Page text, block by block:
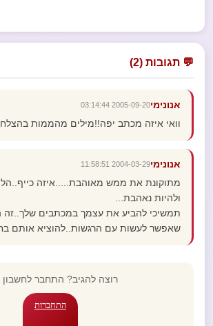
💬 תגובות (2)
אנונימי2005-09-20 03:14:44
וואי איזה מכתב יפה!!מילים מהממות
אנונימי2004-03-29 11:58:51
מתוקונת את ממש מאוהבת.....איזה
ולהיות נאהבת...
תמשיכי להביע את עצמך במכתבים שלך..זה
שאפשר לעשות עם הרגשות..להוציא אותם
רוצה להגיב? התחבר
התחברות